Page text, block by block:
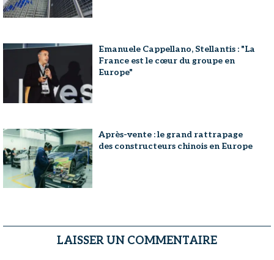
Emanuele Cappellano, Stellantis : "La
France est le cœur du groupe en
Europe"
Après-vente : le grand rattrapage
des constructeurs chinois en Europe
LAISSER UN COMMENTAIRE